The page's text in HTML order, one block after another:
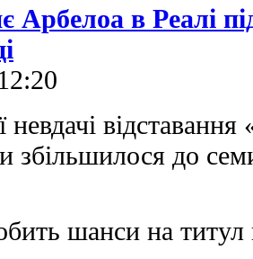
Арбелоа в Реалі
невдачі
збільшилося до
шанси на